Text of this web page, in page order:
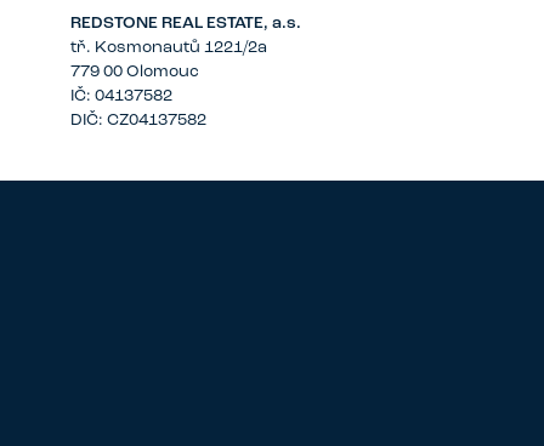
REDSTONE REAL ESTATE, a.s.
tř. Kosmonautů 1221/2a
779 00 Olomouc
IČ: 04137582
DIČ: CZ04137582